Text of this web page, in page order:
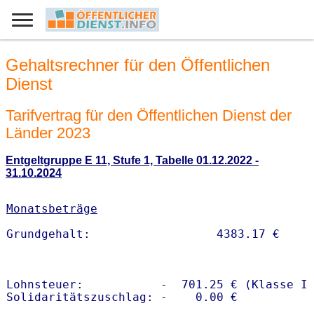
Gehaltsrechner für den Öffentlichen
Dienst
Tarifvertrag für den Öffentlichen Dienst der
Länder 2023
Entgeltgruppe E 11, Stufe 1, Tabelle 01.12.2022 -
31.10.2024
Monatsbeträge
Lohnsteuer:           -  701.25 € (Klasse I)
Solidaritätszuschlag: -    0.00 €